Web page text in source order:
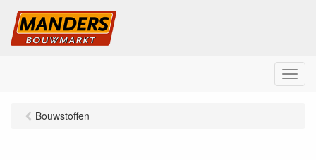
M
e
Bouwstoffen